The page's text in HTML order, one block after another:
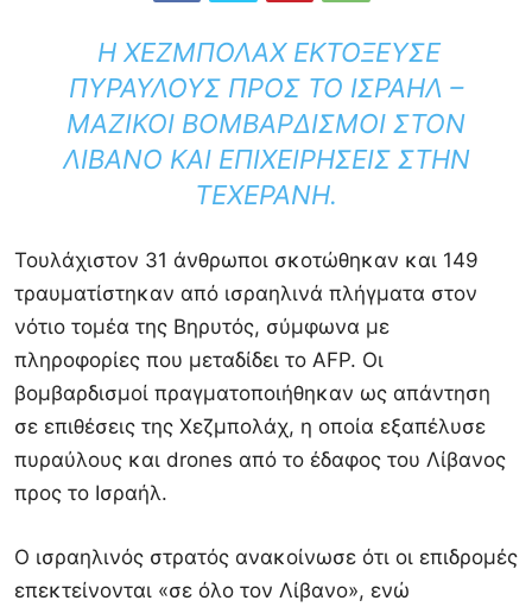
Η ΧΕΖΜΠΟΛΆΧ ΕΚΤΌΞΕΥΣΕ
ΠΥΡΑΎΛΟΥΣ ΠΡΟΣ ΤΟ ΙΣΡΑΉΛ –
ΜΑΖΙΚΟΊ ΒΟΜΒΑΡΔΙΣΜΟΊ ΣΤΟΝ
ΛΊΒΑΝΟ ΚΑΙ ΕΠΙΧΕΙΡΉΣΕΙΣ ΣΤΗΝ
ΤΕΧΕΡΆΝΗ.
Τουλάχιστον 31 άνθρωποι σκοτώθηκαν και 149
τραυματίστηκαν από ισραηλινά πλήγματα στον
νότιο τομέα της Βηρυτός, σύμφωνα με
πληροφορίες που μεταδίδει το AFP. Οι
βομβαρδισμοί πραγματοποιήθηκαν ως απάντηση
σε επιθέσεις της Χεζμπολάχ, η οποία εξαπέλυσε
πυραύλους και drones από το έδαφος του Λίβανος
προς το Ισραήλ.
Ο ισραηλινός στρατός ανακοίνωσε ότι οι επιδρομές
επεκτείνονται «σε όλο τον Λίβανο», ενώ